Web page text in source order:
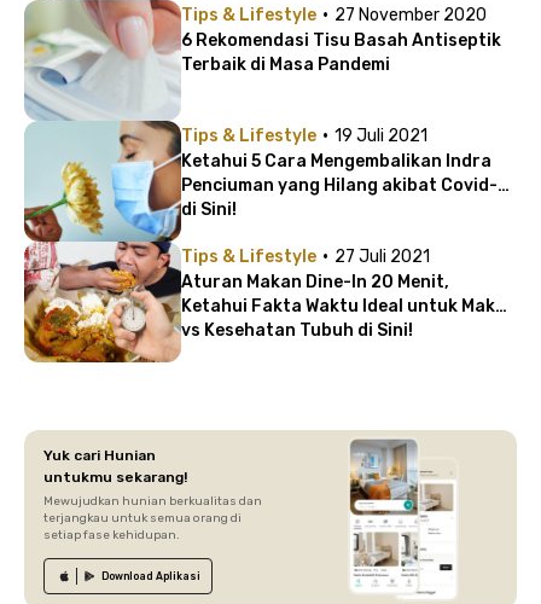
Tips & Lifestyle · 27 November 2020
6 Rekomendasi Tisu Basah Antiseptik
Terbaik di Masa Pandemi
Tips & Lifestyle · 19 Juli 2021
Ketahui 5 Cara Mengembalikan Indra
Penciuman yang Hilang akibat Covid-19
di Sini!
Tips & Lifestyle · 27 Juli 2021
Aturan Makan Dine-In 20 Menit,
Ketahui Fakta Waktu Ideal untuk Makan
vs Kesehatan Tubuh di Sini!
Yuk cari Hunian
untukmu sekarang!
Mewujudkan hunian berkualitas dan
terjangkau untuk semua orang di
setiap fase kehidupan.
Download Aplikasi